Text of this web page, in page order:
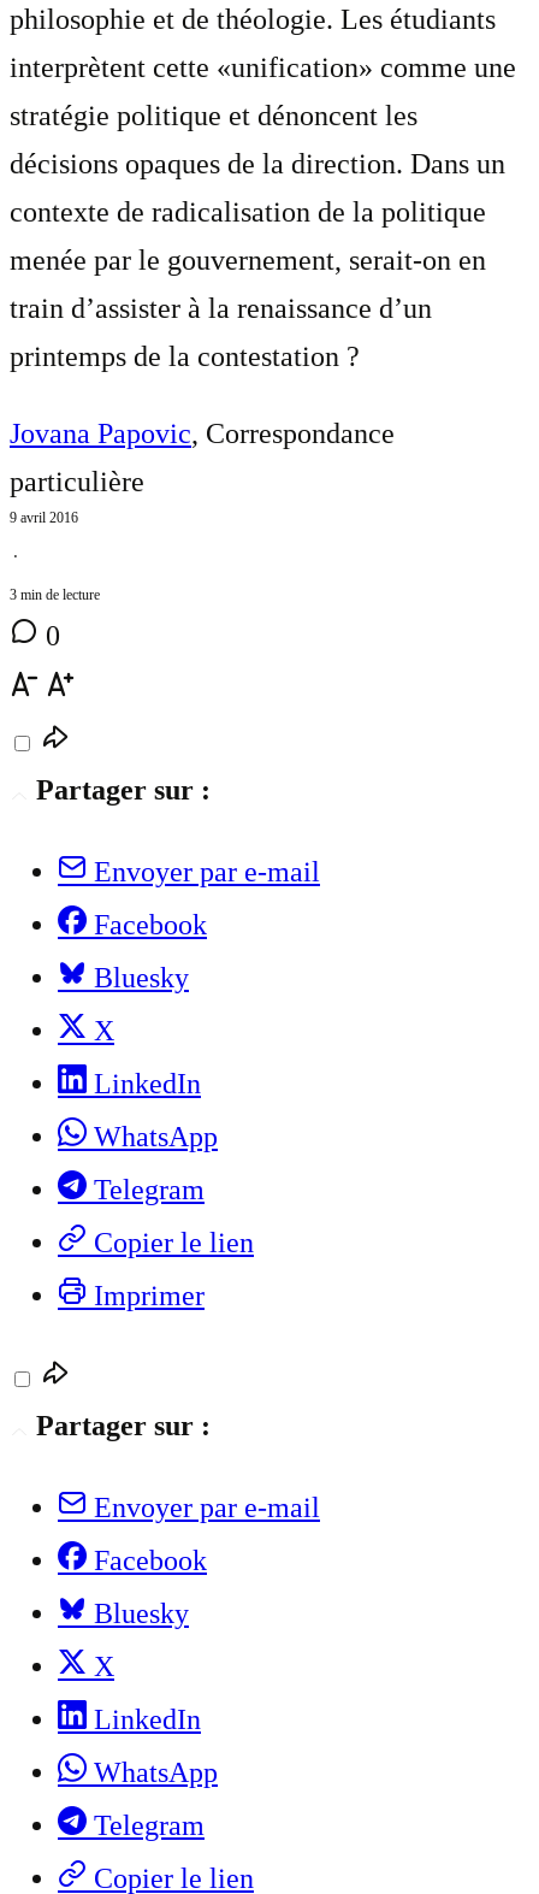
philosophie et de théologie. Les étudiants
interprètent cette «unification» comme une
stratégie politique et dénoncent les
décisions opaques de la direction. Dans un
contexte de radicalisation de la politique
menée par le gouvernement, serait-on en
train d’assister à la renaissance d’un
printemps de la contestation ?
Jovana Papovic, Correspondance
particulière
9 avril 2016
⋅
3 min de lecture
0
Partager sur :
Envoyer par e-mail
Facebook
Bluesky
X
LinkedIn
WhatsApp
Telegram
Copier le lien
Imprimer
Partager sur :
Envoyer par e-mail
Facebook
Bluesky
X
LinkedIn
WhatsApp
Telegram
Copier le lien